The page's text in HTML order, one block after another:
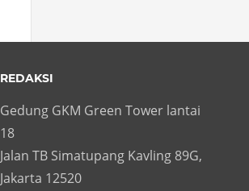
REDAKSI
Gedung GKM Green Tower lantai
18
Jalan TB Simatupang Kavling 89G,
Jakarta 12520